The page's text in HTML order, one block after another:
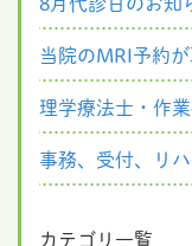
当院のMRI予約
理学療法士・作
事務、受付、リ
カテゴリ一覧